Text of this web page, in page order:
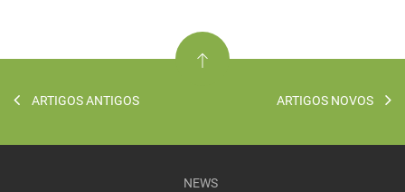
ARTIGOS ANTIGOS ARTIGOS NOVOS
NEWS